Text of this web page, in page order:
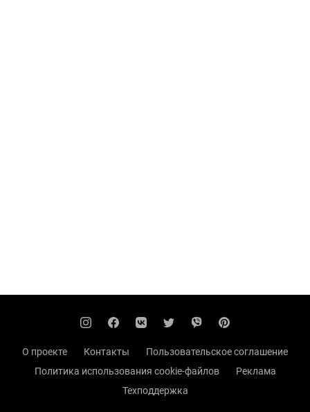
О проекте Контакты
Пользовательское соглашение
Политика использования cookie-файлов
Реклама
Техподдержка